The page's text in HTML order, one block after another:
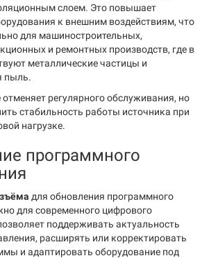
слоем. Это повышает
к внешним воздействиям, что
для машиностроительных,
и ремонтных производств, где в
металлические частицы и
пыль.
регулярного обслуживания, но
стабильность работы источника при
нагрузке.
программного
для обновления программного
для современного цифрового
поддерживать актуальность
расширять или корректировать
и адаптировать оборудование под